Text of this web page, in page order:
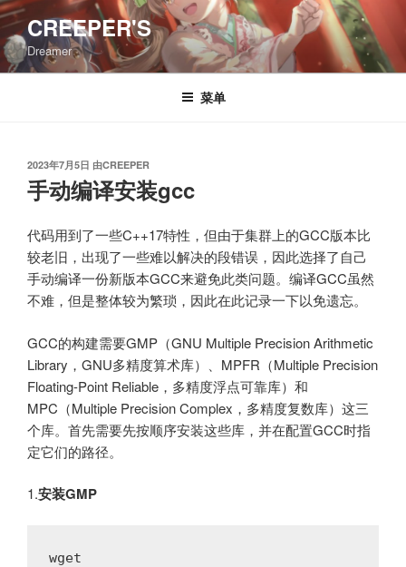
跳
至
内
容
CREEPER'S
Dreamer
菜单
发
布
于
2023年7月5日 由CREEPER
手动编译安装gcc
代码用到了一些C++17特性，但由于集群上的GCC版本比
较老旧，出现了一些难以解决的段错误，因此选择了自己
手动编译一份新版本GCC来避免此类问题。编译GCC虽然
不难，但是整体较为繁琐，因此在此记录一下以免遗忘。
GCC的构建需要GMP（GNU Multiple Precision Arithmetic
Library，GNU多精度算术库）、MPFR（Multiple Precision
Floating-Point Reliable，多精度浮点可靠库）和
MPC（Multiple Precision Complex，多精度复数库）这三
个库。首先需要先按顺序安装这些库，并在配置GCC时指
定它们的路径。
1.安装GMP
wget